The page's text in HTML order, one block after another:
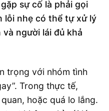
sự cố là phải gọi
lỗi nhẹ có thể tự xử lý
người lái đủ khả
trọng với nhóm tình
Trong thực tế,
hoặc quá lo lắng.